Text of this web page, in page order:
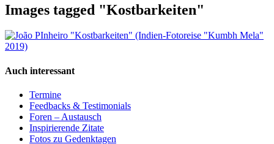
Images tagged "Kostbarkeiten"
Auch interessant
Termine
Feedbacks & Testimonials
Foren – Austausch
Inspirierende Zitate
Fotos zu Gedenktagen